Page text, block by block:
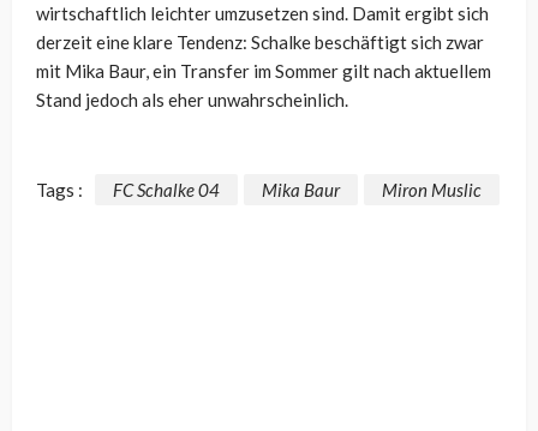
wirtschaftlich leichter umzusetzen sind. Damit ergibt sich
derzeit eine klare Tendenz: Schalke beschäftigt sich zwar
mit Mika Baur, ein Transfer im Sommer gilt nach aktuellem
Stand jedoch als eher unwahrscheinlich.
Tags : FC Schalke 04 Mika Baur Miron Muslic